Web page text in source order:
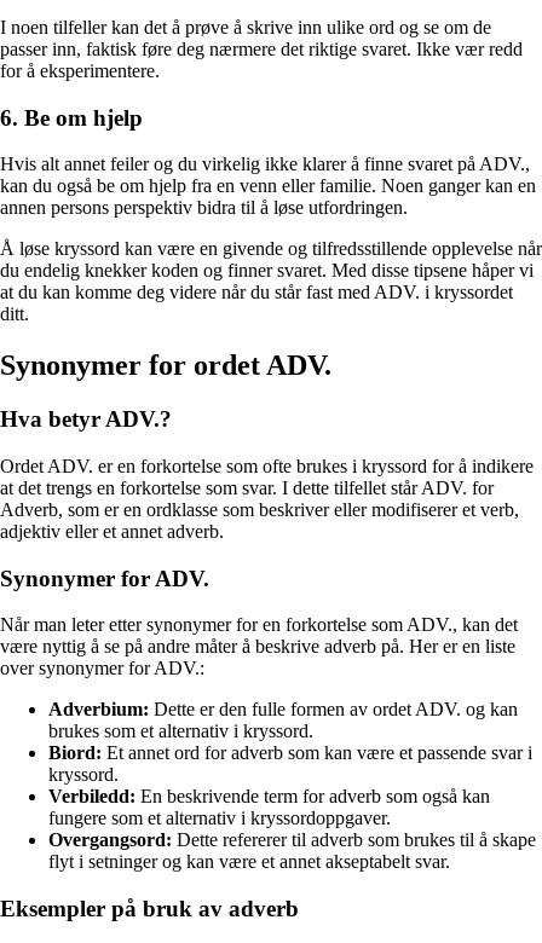
I noen tilfeller kan det å prøve å skrive inn ulike ord og se om de
passer inn, faktisk føre deg nærmere det riktige svaret. Ikke vær redd
for å eksperimentere.
6. Be om hjelp
Hvis alt annet feiler og du virkelig ikke klarer å finne svaret på ADV.,
kan du også be om hjelp fra en venn eller familie. Noen ganger kan en
annen persons perspektiv bidra til å løse utfordringen.
Å løse kryssord kan være en givende og tilfredsstillende opplevelse når
du endelig knekker koden og finner svaret. Med disse tipsene håper vi
at du kan komme deg videre når du står fast med ADV. i kryssordet
ditt.
Synonymer for ordet ADV.
Hva betyr ADV.?
Ordet ADV. er en forkortelse som ofte brukes i kryssord for å indikere
at det trengs en forkortelse som svar. I dette tilfellet står ADV. for
Adverb, som er en ordklasse som beskriver eller modifiserer et verb,
adjektiv eller et annet adverb.
Synonymer for ADV.
Når man leter etter synonymer for en forkortelse som ADV., kan det
være nyttig å se på andre måter å beskrive adverb på. Her er en liste
over synonymer for ADV.:
Adverbium: Dette er den fulle formen av ordet ADV. og kan
brukes som et alternativ i kryssord.
Biord: Et annet ord for adverb som kan være et passende svar i
kryssord.
Verbiledd: En beskrivende term for adverb som også kan
fungere som et alternativ i kryssordoppgaver.
Overgangsord: Dette refererer til adverb som brukes til å skape
flyt i setninger og kan være et annet akseptabelt svar.
Eksempler på bruk av adverb